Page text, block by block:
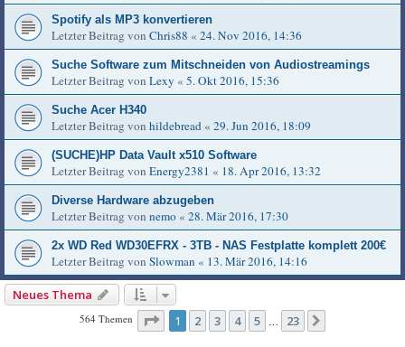
Spotify als MP3 konvertieren
Letzter Beitrag von Chris88 « 24. Nov 2016, 14:36
Suche Software zum Mitschneiden von Audiostreamings
Letzter Beitrag von Lexy « 5. Okt 2016, 15:36
Suche Acer H340
Letzter Beitrag von hildebread « 29. Jun 2016, 18:09
(SUCHE)HP Data Vault x510 Software
Letzter Beitrag von Energy2381 « 18. Apr 2016, 13:32
Diverse Hardware abzugeben
Letzter Beitrag von nemo « 28. Mär 2016, 17:30
2x WD Red WD30EFRX - 3TB - NAS Festplatte komplett 200€
Letzter Beitrag von Slowman « 13. Mär 2016, 14:16
Neues Thema
564 Themen Seite 1von 23
1 2 3 4 5 … 23